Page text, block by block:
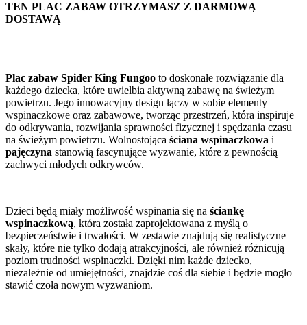
TEN PLAC ZABAW OTRZYMASZ Z DARMOWĄ
DOSTAWĄ
Plac zabaw Spider King Fungoo to doskonałe rozwiązanie dla
każdego dziecka, które uwielbia aktywną zabawę na świeżym
powietrzu. Jego innowacyjny design łączy w sobie elementy
wspinaczkowe oraz zabawowe, tworząc przestrzeń, która inspiruje
do odkrywania, rozwijania sprawności fizycznej i spędzania czasu
na świeżym powietrzu. Wolnostojąca ściana wspinaczkowa i
pajęczyna stanowią fascynujące wyzwanie, które z pewnością
zachwyci młodych odkrywców.
Dzieci będą miały możliwość wspinania się na ściankę
wspinaczkową, która została zaprojektowana z myślą o
bezpieczeństwie i trwałości. W zestawie znajdują się realistyczne
skały, które nie tylko dodają atrakcyjności, ale również różnicują
poziom trudności wspinaczki. Dzięki nim każde dziecko,
niezależnie od umiejętności, znajdzie coś dla siebie i będzie mogło
stawić czoła nowym wyzwaniom.